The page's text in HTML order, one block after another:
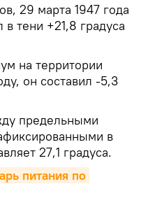
29 марта 1947 года
тени +21,8 градуса
на территории
он составил -5,3
предельными
в
27,1 градуса.
питания по